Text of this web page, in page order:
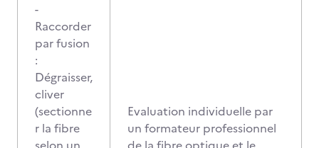
-
Raccorder
par fusion
:
Dégraisser,
cliver
(sectionne
r la fibre
Evaluation individuelle par
un formateur professionnel